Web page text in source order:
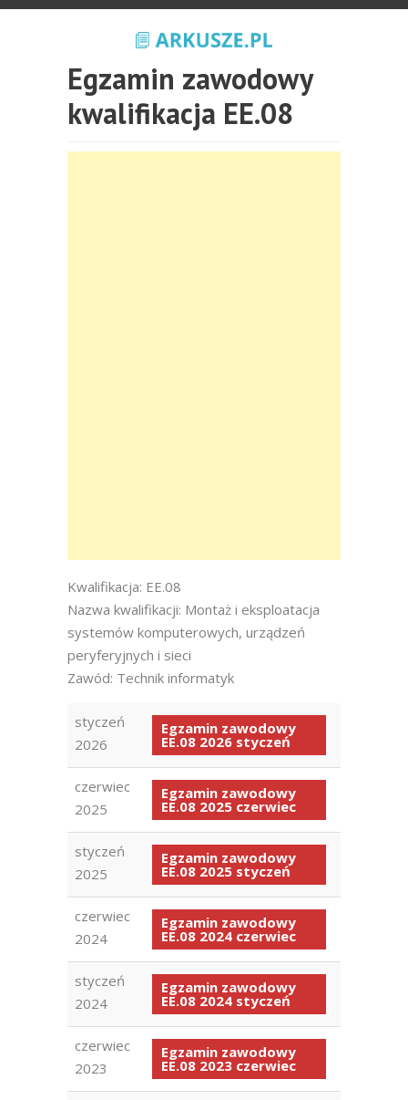
Egzamin zawodowy
kwalifikacja EE.08
Kwalifikacja: EE.08
Nazwa kwalifikacji: Montaż i eksploatacja
systemów komputerowych, urządzeń
peryferyjnych i sieci
Zawód: Technik informatyk
styczeń
2026
Egzamin zawodowy
EE.08 2026 styczeń
czerwiec
2025
Egzamin zawodowy
EE.08 2025 czerwiec
styczeń
2025
Egzamin zawodowy
EE.08 2025 styczeń
czerwiec
2024
Egzamin zawodowy
EE.08 2024 czerwiec
styczeń
2024
Egzamin zawodowy
EE.08 2024 styczeń
czerwiec
2023
Egzamin zawodowy
EE.08 2023 czerwiec